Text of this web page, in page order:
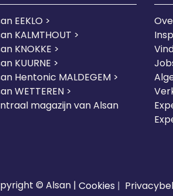
EEKLO >
KALMTHOUT >
KNOKKE >
KUURNE >
Hentonic MALDEGEM >
WETTEREN >
magazijn van Alsan
© Alsan | Cookies |